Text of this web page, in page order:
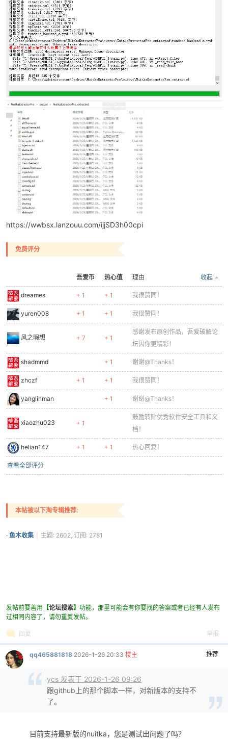
jie.
https://wwbsx.lanzouu.com/ijjSD3h00cpi
免费评分
吾爱币 热心值 收起
理由
dreames + 1 + 1 我很赞同！
yuren008 + 1 + 1 我很赞同！
风之暇想 + 7 + 1
感谢发布原创作品，吾爱破解论
坛因你更精彩！
shadmmd + 1 谢谢@Thanks！
zhczf + 1 + 1 我很赞同！
yanglinman + 1 谢谢@Thanks！
xiaozhu023 + 1
鼓励转贴优秀软件安全工具和文
档！
helian147 + 1 + 1 热心回复！
查看全部评分
本帖被以下淘专辑推荐:
· 鱼木收集 主题: 2602, 订阅: 2781
发帖前要善用 【论坛搜索】 功能，那里可能会有你要找的答案或者已经有人发布
过相同内容了，请勿重复发帖。
回复 举报
推荐
qq465881818 2026-1-26 20:33 楼主
ycs 发表于 2026-1-26 09:26
跟github上的那个脚本一样，对新版本的支持不
了。
目前支持最新版的nuitka，您是测试出问题了吗？